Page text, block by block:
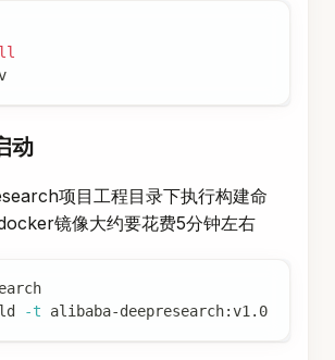
动
项目工程目录下执行构建命
镜像大约要花费5分钟左右
-t alibaba-deepresearch:v1.0